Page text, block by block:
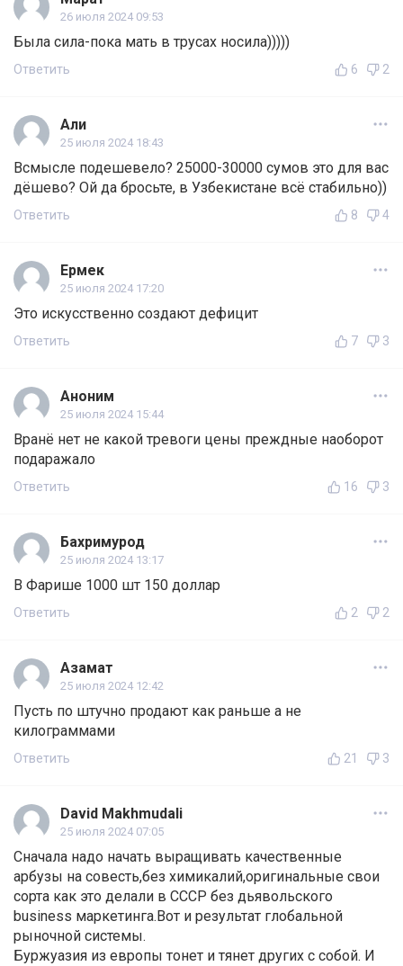
26 июля 2024 09:53
Была сила-пока мать в трусах носила)))))
Ответить 6 2
Али
25 июля 2024 18:43
Всмысле подешевело? 25000-30000 сумов это для вас
дёшево? Ой да бросьте, в Узбекистане всё стабильно))
Ответить 8 4
Ермек
25 июля 2024 17:20
Это искусственно создают дефицит
Ответить 7 3
Аноним
25 июля 2024 15:44
Вранё нет не какой тревоги цены преждные наоборот
подаражало
Ответить 16 3
Бахримурод
25 июля 2024 13:17
В Фарише 1000 шт 150 доллар
Ответить 2 2
Азамат
25 июля 2024 12:42
Пусть по штучно продают как раньше а не
килограммами
Ответить 21 3
David Makhmudali
25 июля 2024 07:05
Сначала надо начать выращивать качественные
арбузы на совесть,без химикалий,оригинальные свои
сорта как это делали в СССР без дьявольского
business маркетинга.Вот и результат глобальной
рыночной системы.
Буржуазия из европы тонет и тянет других с собой. И